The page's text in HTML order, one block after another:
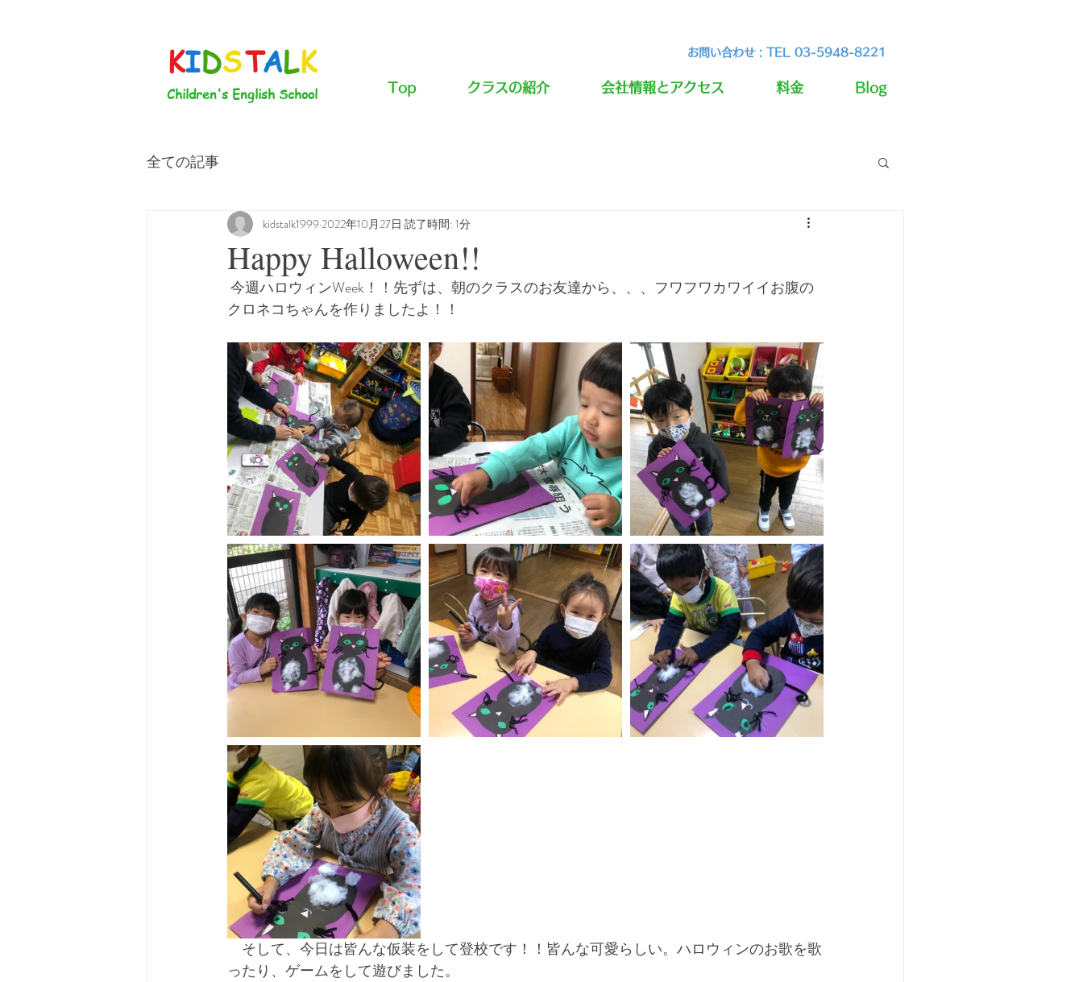
KIDSTALK
Children's English School
お問い合わせ : TEL 03-5948-8221
Top クラスの紹介 会社情報とアクセス 料金 Blog
全ての記事
Happy Halloween!!
kidstalk1999 2022年10月27日 読了時間: 1分
クロネコちゃんを作りましたよ！！
そして、今日は皆んな仮装をして登校です！！皆んな可愛らしい。ハロウィンのお歌を歌
ったり、ゲームをして遊びました。